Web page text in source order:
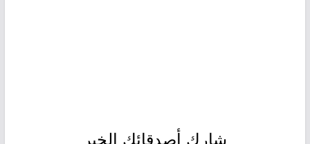
شارك أصدقائك الخبر